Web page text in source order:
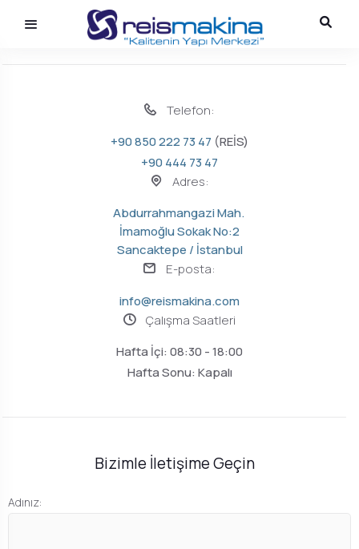
Telefon:
+90 850 222 73 47 (REİS)
+90 444 73 47
Adres:
Abdurrahmangazi Mah.
İmamoğlu Sokak No:2
Sancaktepe / İstanbul
E-posta:
info@reismakina.com
Çalışma Saatleri
Hafta İçi: 08:30 - 18:00
Hafta Sonu: Kapalı
Bizimle İletişime Geçin
Adınız: